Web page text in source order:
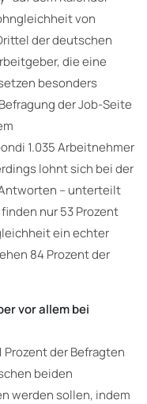
von
der deutschen
die eine
besonders
der Job-Seite
1.035 Arbeitnehmer
lohnt sich bei der
– unterteilt
nur 53 Prozent
ein echter
84 Prozent der
vor allem bei
der Befragten
beiden
werden sollen, indem